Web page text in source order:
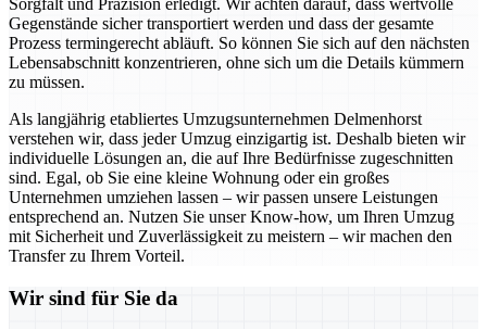
Sorgfalt und Präzision erledigt. Wir achten darauf, dass wertvolle
Gegenstände sicher transportiert werden und dass der gesamte
Prozess termingerecht abläuft. So können Sie sich auf den nächsten
Lebensabschnitt konzentrieren, ohne sich um die Details kümmern
zu müssen.
Als langjährig etabliertes Umzugsunternehmen Delmenhorst
verstehen wir, dass jeder Umzug einzigartig ist. Deshalb bieten wir
individuelle Lösungen an, die auf Ihre Bedürfnisse zugeschnitten
sind. Egal, ob Sie eine kleine Wohnung oder ein großes
Unternehmen umziehen lassen – wir passen unsere Leistungen
entsprechend an. Nutzen Sie unser Know-how, um Ihren Umzug
mit Sicherheit und Zuverlässigkeit zu meistern – wir machen den
Transfer zu Ihrem Vorteil.
Wir sind für Sie da